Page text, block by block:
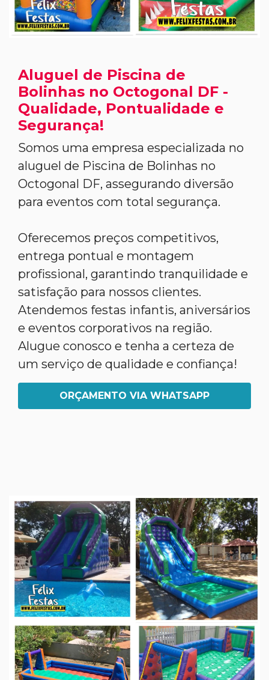
Aluguel de Piscina de
Bolinhas no Octogonal DF -
Qualidade, Pontualidade e
Segurança!
Somos uma empresa especializada no
aluguel de Piscina de Bolinhas no
Octogonal DF, assegurando diversão
para eventos com total segurança.
Oferecemos preços competitivos,
entrega pontual e montagem
profissional, garantindo tranquilidade e
satisfação para nossos clientes.
Atendemos festas infantis, aniversários
e eventos corporativos na região.
Alugue conosco e tenha a certeza de
um serviço de qualidade e confiança!
ORÇAMENTO VIA WHATSAPP